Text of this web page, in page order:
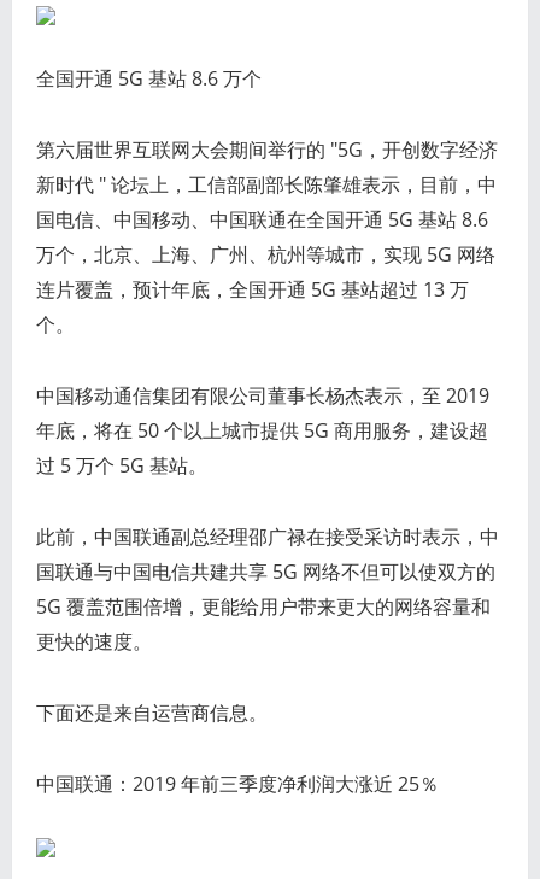
全国开通 5G 基站 8.6 万个
第六届世界互联网大会期间举行的 "5G，开创数字经济
新时代 " 论坛上，工信部副部长陈肇雄表示，目前，中
国电信、中国移动、中国联通在全国开通 5G 基站 8.6
万个，北京、上海、广州、杭州等城市，实现 5G 网络
连片覆盖，预计年底，全国开通 5G 基站超过 13 万
个。
中国移动通信集团有限公司董事长杨杰表示，至 2019
年底，将在 50 个以上城市提供 5G 商用服务，建设超
过 5 万个 5G 基站。
此前，中国联通副总经理邵广禄在接受采访时表示，中
国联通与中国电信共建共享 5G 网络不但可以使双方的
5G 覆盖范围倍增，更能给用户带来更大的网络容量和
更快的速度。
下面还是来自运营商信息。
中国联通：2019 年前三季度净利润大涨近 25％